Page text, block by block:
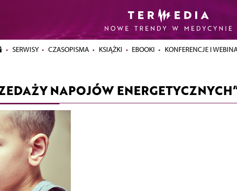
SERWISY CZASOPISMA KSIĄŻKI EBOOKI KONFERENCJE I
NAPOJÓW